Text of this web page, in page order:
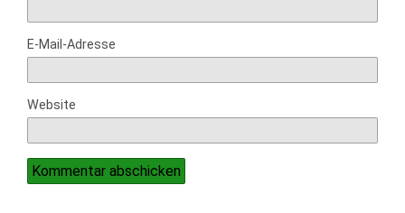
E-Mail-Adresse
Website